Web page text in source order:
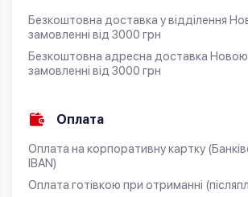
Безкоштовна доставка у відділення
замовленні від 3000 грн
Безкоштовна адресна доставка
замовленні від 3000 грн
Оплата
Оплата на корпоративну картку
IBAN)
Оплата готівкою при отриманні